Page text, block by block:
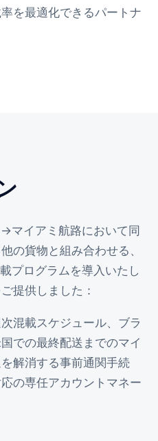
を最適化できるパートナ
マイアミ航路において同
の貨物と組み合わせる、
プログラムを導入いたし
提供しました：
混載スケジュール、ブラ
での最終配送までのマイ
解消する事前通関手続
の専任アカウントマネー